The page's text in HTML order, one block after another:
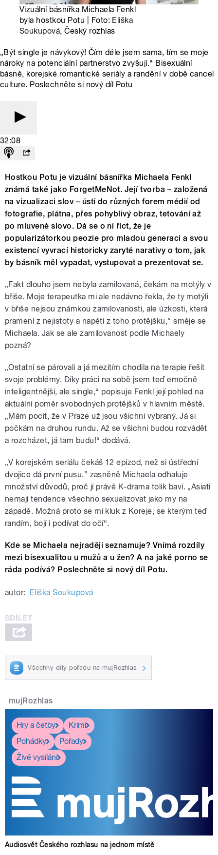
Vizuální básnířka Michaela Fenkl
byla hostkou Potu | Foto: Eliška
Soukupová, Český rozhlas
„Být single je návykový! Čím déle jsem sama, tím se moje
nároky na potenciální partnerstvo zvyšují.“ Bisexuální
básně, korejské romantické seriály a randění v době cancel
culture. Poslechněte si nový díl Potu
32:08
Hostkou Potu je vizuální básnířka Michaela Fenkl
známá také jako ForgetMeNot. Její tvorba – založená
na vizualizaci slov – ústí do různých forem médií od
fotografie, plátna, přes pohyblivý obraz, tetování až
po mluvené slovo. Dá se o ní říct, že je
popularizátorkou peozie pro mladou generaci a svou
existencí vyvrací historicky zaryté narativy o tom, jak
by básník měl vypadat, vystupovat a prezentovat se.
„Fakt dlouho jsem nebyla zamilovaná, čekám na motýly v
břiše. Moje terapeutka mi ale nedávno řekla, že ty motýli
v břiše nejsou známkou zamilovanosti, ale úzkosti, která
pramení z nejistoty a napětí z toho protějšku,” směje se
Michaela. Jak se ale zamilovanost podle Michaely
pozná?
„Ostatní se párovali a já mezitím chodila na terapie řešit
svoje problémy. Díky práci na sobě jsem teď emočně
inteligentnější, ale single,“ popisuje Fenkl její pohled na
aktuální poměr svobodných protějšků v hlavním městě.
„Mám pocit, že v Praze už jsou všichni vybraný. Já si
počkám na druhou rundu. Až se všichni budou rozvádět
a rozcházet, já tam budu!“ dodává.
„V korejském seriálu čekáš 12 epizod, než si ústřední
dvojice dá první pusu.” zasněně Michaela odhaluje
množství důvodů, proč jí právě K-drama tolik baví. „Asiati
nemají tendence všechno sexualizovat jako my na
západě. Možná proto se mi kluk z Koreje, se kterým teď
randím, bojí i podívat do očí“.
Kde se Michaela nejraději seznamuje? Vnímá rozdíly
mezi bisexualitou u mužů a u žen? A na jaké porno se
ráda podívá? Poslechněte si nový díl Potu.
autor: Eliška Soukupová
Všechny díly pořadu na mujRozhlas
mujRozhlas
Hry a četby
Krimi
Pohádky
Pořady
Živé vysílání
Audiosvět Českého rozhlasu na jednom místě